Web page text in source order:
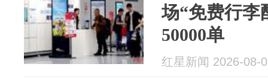
场“免费行李
50000单
红星新闻 2026-08-